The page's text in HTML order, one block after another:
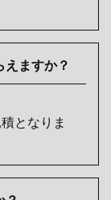
えますか？
となりま